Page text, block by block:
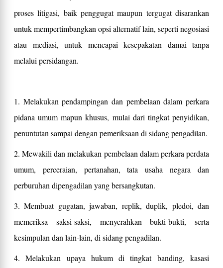
proses litigasi, baik penggugat maupun tergugat disarankan
untuk mempertimbangkan opsi alternatif lain, seperti negosiasi
atau mediasi, untuk mencapai kesepakatan damai tanpa
melalui persidangan.
1. Melakukan pendampingan dan pembelaan dalam perkara
pidana umum mapun khusus, mulai dari tingkat penyidikan,
penuntutan sampai dengan pemeriksaan di sidang pengadilan.
2. Mewakili dan melakukan pembelaan dalam perkara perdata
umum, perceraian, pertanahan, tata usaha negara dan
perburuhan dipengadilan yang bersangkutan.
3. Membuat gugatan, jawaban, replik, duplik, pledoi, dan
memeriksa saksi-saksi, menyerahkan bukti-bukti, serta
kesimpulan dan lain-lain, di sidang pengadilan.
4. Melakukan upaya hukum di tingkat banding, kasasi